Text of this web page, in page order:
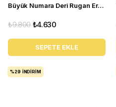
Büyük Numara Deri Rugan Erkek Ayakkabı - NV1930-1 Siyah Rugan
₺4.630
₺9.800
SEPETE EKLE
%29 İNDIRIM